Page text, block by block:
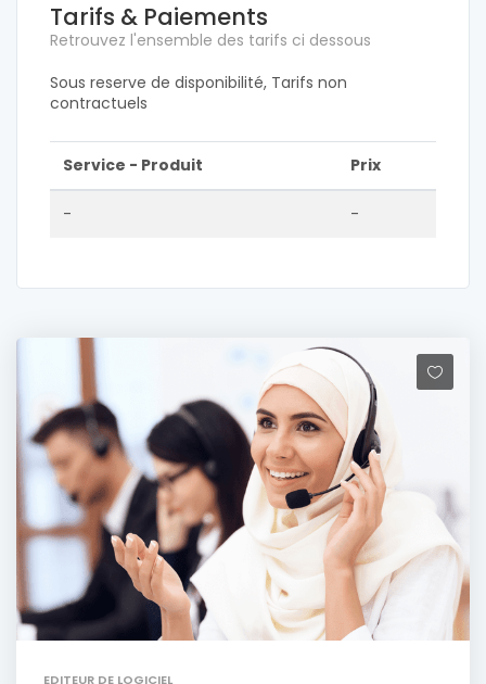
Tarifs & Paiements
Retrouvez l'ensemble des tarifs ci dessous
Sous reserve de disponibilité, Tarifs non
contractuels
Service - Produit Prix
- -
EDITEUR DE LOGICIEL